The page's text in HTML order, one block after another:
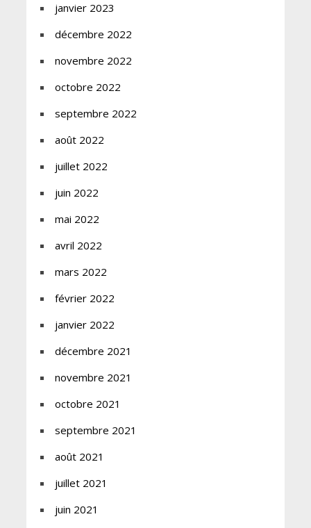
janvier 2023
décembre 2022
novembre 2022
octobre 2022
septembre 2022
août 2022
juillet 2022
juin 2022
mai 2022
avril 2022
mars 2022
février 2022
janvier 2022
décembre 2021
novembre 2021
octobre 2021
septembre 2021
août 2021
juillet 2021
juin 2021